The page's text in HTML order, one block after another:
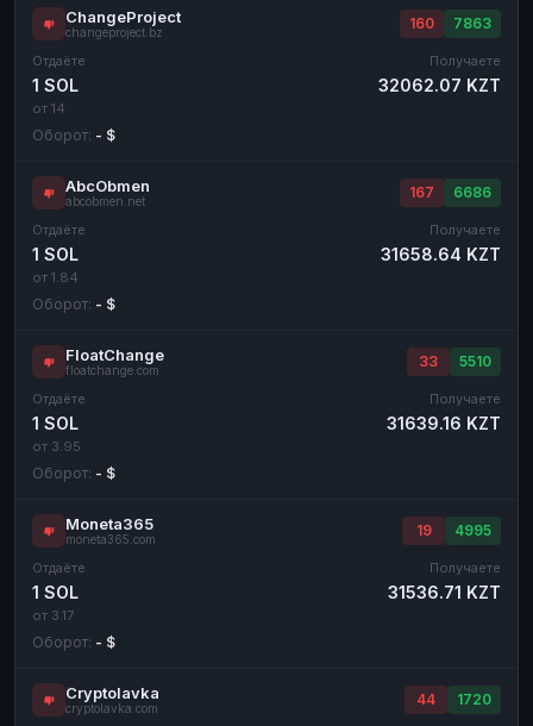
ChangeProject
changeproject.bz
160 7863
Отдаёте
1 SOL
от 14
Получаете
32062.07 KZT
Оборот: - $
AbcObmen
abcobmen.net
167 6686
Отдаёте
1 SOL
от 1.84
Получаете
31658.64 KZT
Оборот: - $
FloatChange
floatchange.com
33 5510
Отдаёте
1 SOL
от 3.95
Получаете
31639.16 KZT
Оборот: - $
Moneta365
moneta365.com
19 4995
Отдаёте
1 SOL
от 3.17
Получаете
31536.71 KZT
Оборот: - $
Cryptolavka
cryptolavka.com
44 1720